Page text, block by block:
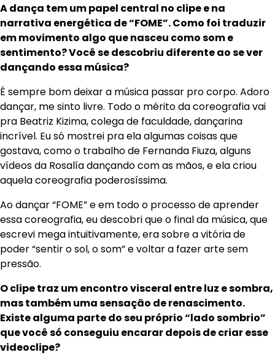
A dança tem um papel central no clipe e na
narrativa energética de “FOME”. Como foi traduzir
em movimento algo que nasceu como som e
sentimento? Você se descobriu diferente ao se ver
dançando essa música?
É sempre bom deixar a música passar pro corpo. Adoro
dançar, me sinto livre. Todo o mérito da coreografia vai
pra Beatriz Kizima, colega de faculdade, dançarina
incrível. Eu só mostrei pra ela algumas coisas que
gostava, como o trabalho de Fernanda Fiuza, alguns
vídeos da Rosalía dançando com as mãos, e ela criou
aquela coreografia poderosíssima.
Ao dançar “FOME” e em todo o processo de aprender
essa coreografia, eu descobri que o final da música, que
escrevi mega intuitivamente, era sobre a vitória de
poder “sentir o sol, o som” e voltar a fazer arte sem
pressão.
O clipe traz um encontro visceral entre luz e sombra,
mas também uma sensação de renascimento.
Existe alguma parte do seu próprio “lado sombrio”
que você só conseguiu encarar depois de criar esse
videoclipe?